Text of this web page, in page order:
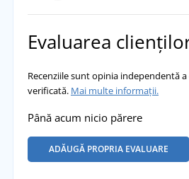
Evaluarea
Recenziile sunt opinia independentă
verificată. Mai multe informații.
Până acum nicio părere
ADĂUGĂ PROPRIA EVALUARE